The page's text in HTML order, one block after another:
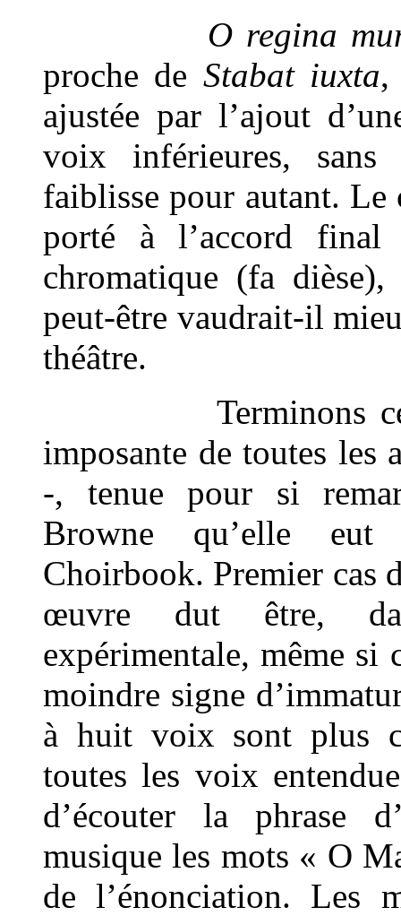
O regina
proche de Stabat iuxta,
ajustée par l’ajout
voix inférieures, sans
faiblisse pour autant. Le
porté à l’accord final
chromatique (fa
peut-être vaudrait-il
théâtre.
Terminons cet
imposante de toutes les
-, tenue pour si
Browne qu’elle eut
Choirbook. Premier cas
œuvre dut être,
expérimentale, même si
moindre signe
à huit voix sont plus
toutes les voix
d’écouter la phrase
musique les mots « O
de l’énonciation. Les